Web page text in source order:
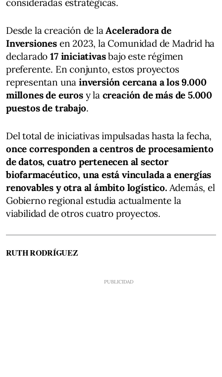
Desde la creación de la Aceleradora de
Inversiones en 2023, la Comunidad de Madrid ha
declarado17 iniciativasbajo este régimen
preferente. En conjunto, estos proyectos
representan una inversión cercana a los 9.000
millones de eurosy la creación de más de 5.000
puestos de trabajo.
Del total de iniciativas impulsadas hasta la fecha,
once corresponden a centros de procesamiento
de datos, cuatro pertenecen al sector
biofarmacéutico, una está vinculada a energías
renovables y otra al ámbito logístico.Además, el
Gobierno regional estudia actualmente la
viabilidad de otros cuatro proyectos.
RUTH RODRÍGUEZ